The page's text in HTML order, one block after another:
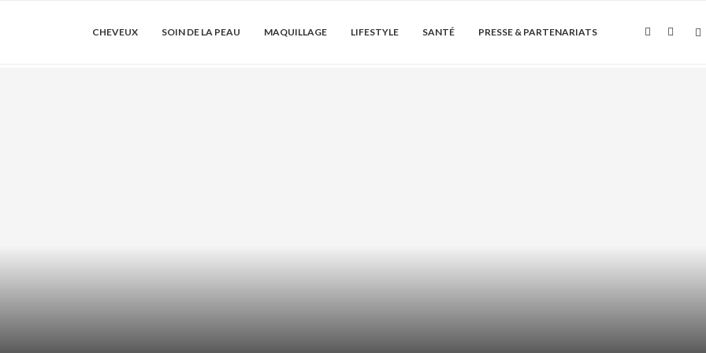
CHEVEUX SOIN DE LA PEAU MAQUILLAGE LIFESTYLE SANTÉ PRESSE & PARTENARIATS